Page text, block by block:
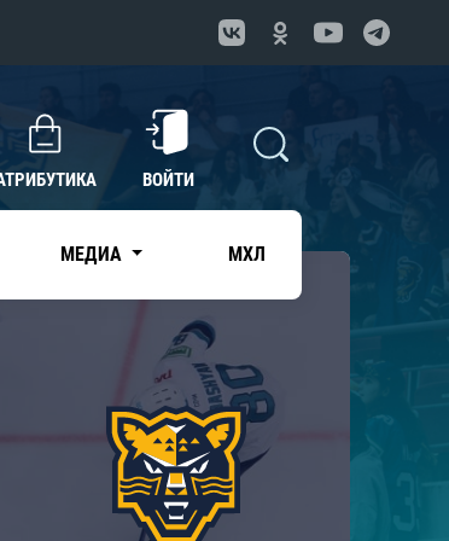
ВОЙТИ
МЕДИА МХЛ